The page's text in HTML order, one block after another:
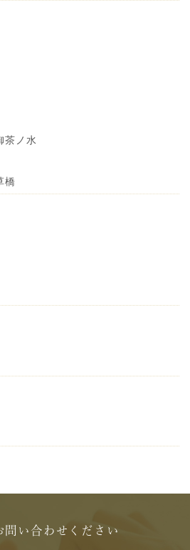
茶ノ水
橋
問い合わせください